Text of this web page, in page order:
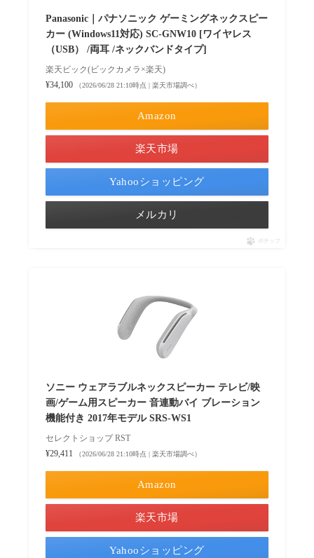
Panasonic｜パナソニック ゲーミングネックスピー
カー (Windows11対応) SC-GNW10 [ワイヤレス
（USB） /両耳 /ネックバンドタイプ]
楽天ビック(ビックカメラ×楽天)
¥34,100
（2026/06/28 21:10時点 | 楽天市場調べ）
Amazon
楽天市場
Yahooショッピング
メルカリ
ポチップ
ソニー ウェアラブルネックスピーカー テレビ/映
画/ゲーム用スピーカー 音連動バイ ブレーション
機能付き 2017年モデル SRS-WS1
セレクトショップ RST
¥29,411
（2026/06/28 21:10時点 | 楽天市場調べ）
Amazon
楽天市場
Yahooショッピング